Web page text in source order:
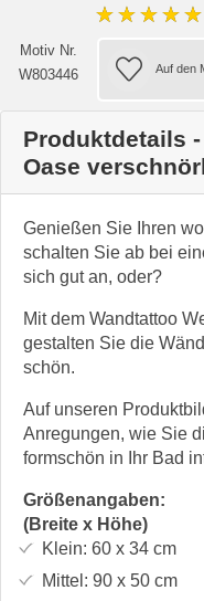
★★★★★
Motiv Nr.
W803446
Produktdetails
Oase
Genießen Sie Ihren
schalten Sie ab bei
sich gut an, oder?
Mit dem Wandtattoo
gestalten Sie die
schön.
Auf unseren
Anregungen, wie Sie
formschön in Ihr Bad
Größenangaben:
(Breite x Höhe)
Klein: 60 x 34cm
Mittel: 90 x 50cm